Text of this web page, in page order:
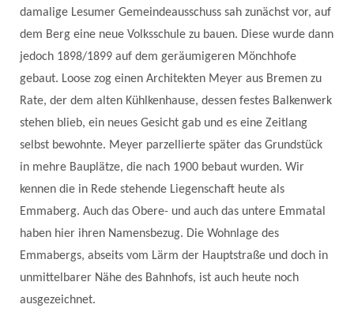
damalige Lesumer Gemeindeausschuss sah zunächst vor, auf
dem Berg eine neue Volksschule zu bauen. Diese wurde dann
jedoch 1898/1899 auf dem geräumigeren Mönchhofe
gebaut. Loose zog einen Architekten Meyer aus Bremen zu
Rate, der dem alten Kühlkenhause, dessen festes Balkenwerk
stehen blieb, ein neues Gesicht gab und es eine Zeitlang
selbst bewohnte. Meyer parzellierte später das Grundstück
in mehre Bauplätze, die nach 1900 bebaut wurden. Wir
kennen die in Rede stehende Liegenschaft heute als
Emmaberg. Auch das Obere- und auch das untere Emmatal
haben hier ihren Namensbezug. Die Wohnlage des
Emmabergs, abseits vom Lärm der Hauptstraße und doch in
unmittelbarer Nähe des Bahnhofs, ist auch heute noch
ausgezeichnet.